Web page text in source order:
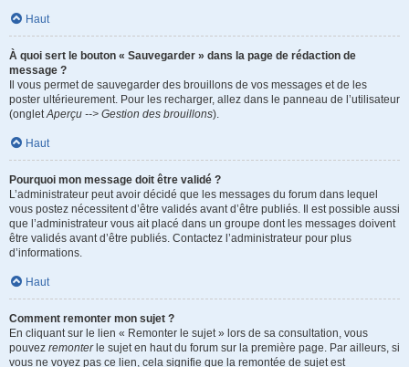
Haut
À quoi sert le bouton « Sauvegarder » dans la page de rédaction de
message ?
Il vous permet de sauvegarder des brouillons de vos messages et de les
poster ultérieurement. Pour les recharger, allez dans le panneau de l’utilisateur
(ongletAperçu --> Gestion des brouillons).
Haut
Pourquoi mon message doit être validé ?
L’administrateur peut avoir décidé que les messages du forum dans lequel
vous postez nécessitent d’être validés avant d’être publiés. Il est possible aussi
que l’administrateur vous ait placé dans un groupe dont les messages doivent
être validés avant d’être publiés. Contactez l’administrateur pour plus
d’informations.
Haut
Comment remonter mon sujet ?
En cliquant sur le lien « Remonter le sujet » lors de sa consultation, vous
pouvez remonterle sujet en haut du forum sur la première page. Par ailleurs, si
vous ne voyez pas ce lien, cela signifie que la remontée de sujet est